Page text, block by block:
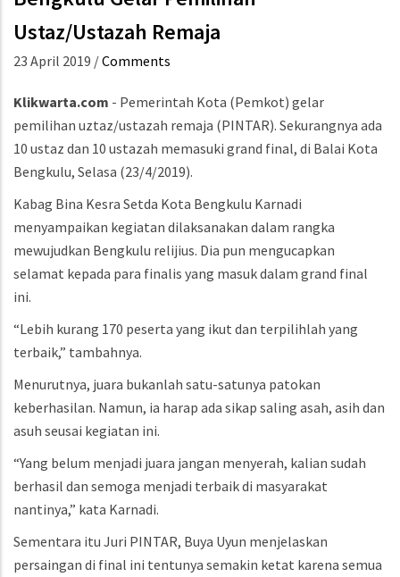
Ustaz/Ustazah Remaja
23 April 2019 /Comments
Klikwarta.com - Pemerintah Kota (Pemkot) gelar
pemilihan uztaz/ustazah remaja (PINTAR). Sekurangnya ada
10 ustaz dan 10 ustazah memasuki grand final, di Balai Kota
Bengkulu, Selasa (23/4/2019).
Kabag Bina Kesra Setda Kota Bengkulu Karnadi
menyampaikan kegiatan dilaksanakan dalam rangka
mewujudkan Bengkulu relijius. Dia pun mengucapkan
selamat kepada para finalis yang masuk dalam grand final
ini.
“Lebih kurang 170 peserta yang ikut dan terpilihlah yang
terbaik,” tambahnya.
Menurutnya, juara bukanlah satu-satunya patokan
keberhasilan. Namun, ia harap ada sikap saling asah, asih dan
asuh seusai kegiatan ini.
“Yang belum menjadi juara jangan menyerah, kalian sudah
berhasil dan semoga menjadi terbaik di masyarakat
nantinya,” kata Karnadi.
Sementara itu Juri PINTAR, Buya Uyun menjelaskan
persaingan di final ini tentunya semakin ketat karena semua